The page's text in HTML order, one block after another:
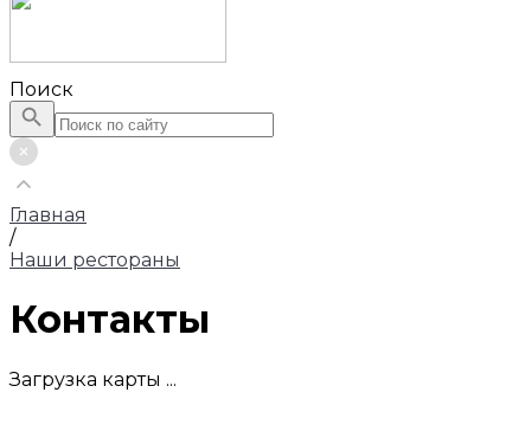
Поиск
Главная
/
Наши рестораны
Контакты
Загрузка карты ...